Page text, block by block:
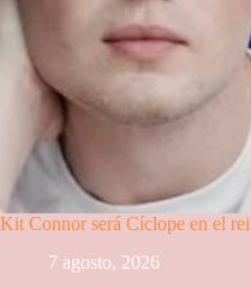
Kit Connor será Cíclope en el
7 agosto, 2026